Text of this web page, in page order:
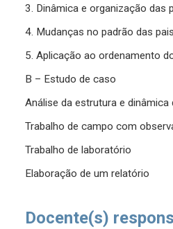
3. Dinâmica e organização das
4. Mudanças no padrão das
5. Aplicação ao ordenamento
B – Estudo de caso
Análise da estrutura e
Trabalho de campo com
Trabalho de laboratório
Elaboração de um relatório
Docente(s)